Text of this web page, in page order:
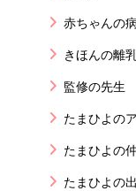
赤ちゃんの
きほんの離
監修の先生
たまひよの
たまひよの
たまひよの